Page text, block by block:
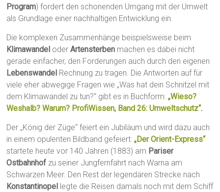
Program) fordert den schonenden Umgang mit der Umwelt
als Grundlage einer nachhaltigen Entwicklung ein.
Die komplexen Zusammenhänge beispielsweise beim
Klimawandel oderArtensterben machen es dabei nicht
gerade einfacher, den Forderungen auch durch den eigenen
Lebenswandel Rechnung zu tragen. Die Antworten auf für
viele eher abwegige Fragen wie „Was hat dein Schnitzel mit
dem Klimawandel zu tun?“ gibt es in Buchform:„Wieso?
Weshalb? Warum? ProfiWissen, Band 26: Umweltschutz“.
Der „König der Züge“ feiert ein Jubiläum und wird dazu auch
in einem opulenten Bildband gefeiert:„Der Orient-Express“
startete heute vor 140 Jahren (1883) am Pariser
Ostbahnhof zu seiner Jungfernfahrt nach Warna am
Schwarzen Meer. Den Rest der legendären Strecke nach
Konstantinopel legte die Reisen damals noch mit dem Schiff